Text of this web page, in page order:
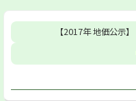
【2017年 地価公示】